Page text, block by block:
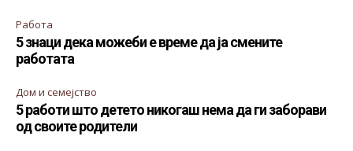
Работа
5 знаци дека можеби е време да ја смените
работата
Дом и семејство
5 работи што детето никогаш нема да ги заборави
од своите родители